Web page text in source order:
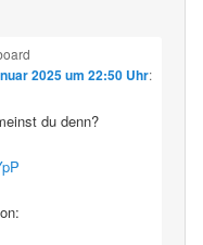
2025 um 22:50 Uhr:
du denn?